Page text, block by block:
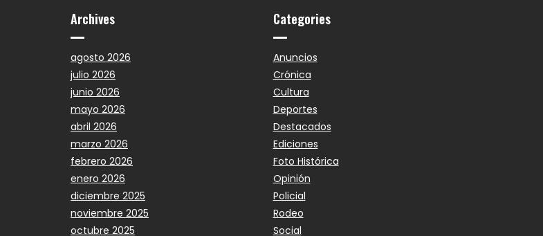
Archives
agosto 2026
julio 2026
junio 2026
mayo 2026
abril 2026
marzo 2026
febrero 2026
enero 2026
diciembre 2025
noviembre 2025
octubre 2025
Categories
Anuncios
Crónica
Cultura
Deportes
Destacados
Ediciones
Foto Histórica
Opinión
Policial
Rodeo
Social